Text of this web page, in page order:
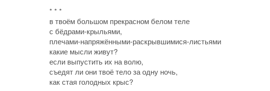
* * *
в твоём большом прекрасном белом теле
с бёдрами-крыльями,
плечами-напряжёнными-раскрывшимися-листьями
какие мысли живут?
если выпустить их на волю,
съедят ли они твоё тело за одну ночь,
как стая голодных крыс?